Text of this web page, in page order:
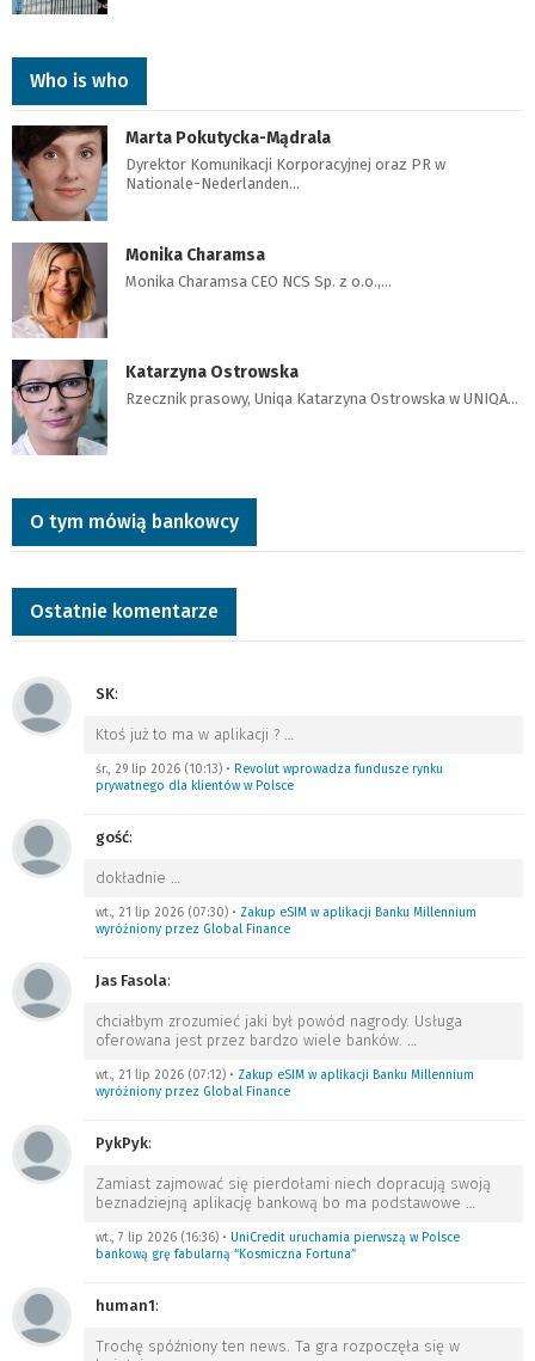
Who is who
Marta Pokutycka-Mądrala
Dyrektor Komunikacji Korporacyjnej oraz PR w
Nationale-Nederlanden…
Monika Charamsa
Monika Charamsa CEO NCS Sp. z o.o.,…
Katarzyna Ostrowska
Rzecznik prasowy, Uniqa Katarzyna Ostrowska w UNIQA…
O tym mówią bankowcy
Ostatnie komentarze
SK:
Ktoś już to ma w aplikacji ? …
śr., 29 lip 2026 (10:13) • Revolut wprowadza fundusze rynku
prywatnego dla klientów w Polsce
gość:
dokładnie …
wt., 21 lip 2026 (07:30) • Zakup eSIM w aplikacji Banku Millennium
wyróżniony przez Global Finance
Jas Fasola:
chciałbym zrozumieć jaki był powód nagrody. Usługa
oferowana jest przez bardzo wiele banków. …
wt., 21 lip 2026 (07:12) • Zakup eSIM w aplikacji Banku Millennium
wyróżniony przez Global Finance
PykPyk:
Zamiast zajmować się pierdołami niech dopracują swoją
beznadziejną aplikację bankową bo ma podstawowe …
wt., 7 lip 2026 (16:36) • UniCredit uruchamia pierwszą w Polsce
bankową grę fabularną “Kosmiczna Fortuna”
human1:
Trochę spóźniony ten news. Ta gra rozpoczęła się w